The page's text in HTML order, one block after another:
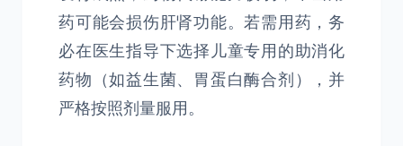
药可能会损伤肝肾功能。若需用药，务
必在医生指导下选择儿童专用的助消化
药物（如益生菌、胃蛋白酶合剂），并
严格按照剂量服用。